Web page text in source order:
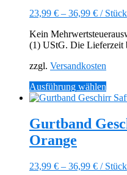
23,99 € – 36,99 € / Stück
Kein
(1) UStG. Die Lieferzeit
zzgl. Versandkosten
Ausführung wählen
Gurtband
Orange
23,99 € – 36,99 € / Stück